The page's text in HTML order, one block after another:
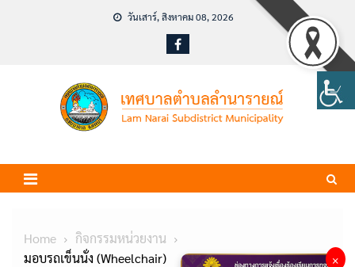
วันเสาร์, สิงหาคม 08, 2026
Home
กิจกรรมหน่วยงาน
มอบรถเข็นนั่ง (Wheelchair)
×